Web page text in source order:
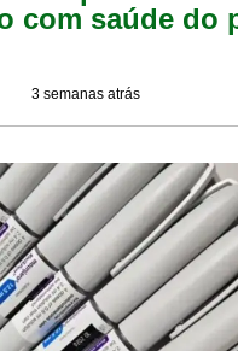
com saúde do
3 semanas atrás